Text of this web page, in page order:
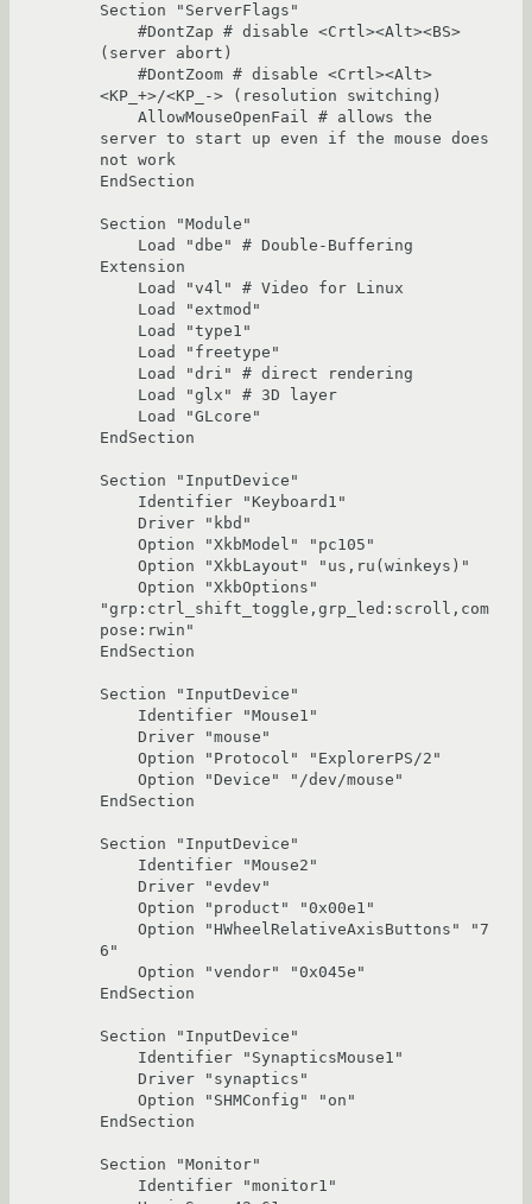
Section "ServerFlags"
(server abort)
<KP_+>/<KP_-> (resolution switching)
server to start up even if the mouse does
not work
EndSection
Section "Module"
Extension
EndSection
Section "InputDevice"
"grp:ctrl_shift_toggle,grp_led:scroll,com
pose:rwin"
EndSection
Section "InputDevice"
EndSection
Section "InputDevice"
6"
EndSection
Section "InputDevice"
EndSection
Section "Monitor"